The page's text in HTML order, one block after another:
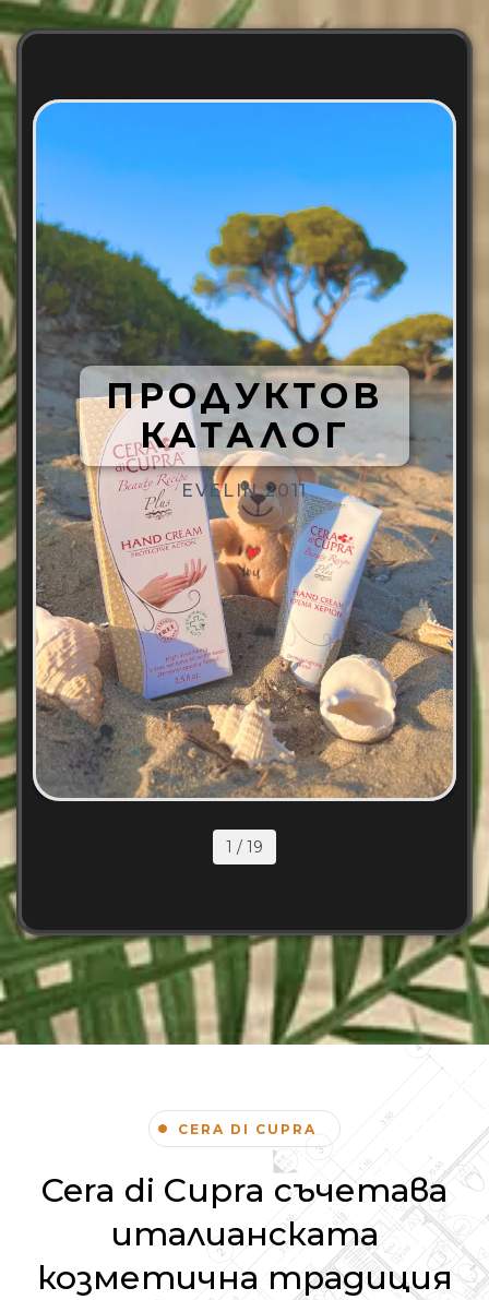
ПРОДУКТОВ
КАТАЛОГ
EVELIN 2011
Дневен крем Cera di Cupra против
стареене 50мл.
SKU: 328762893057145693
Дневен крем Cera di Cupra против стареене 50мл.
1 / 19
Cera di Cupra съчетава
италианската
козметична традиция
CERA DI CUPRA